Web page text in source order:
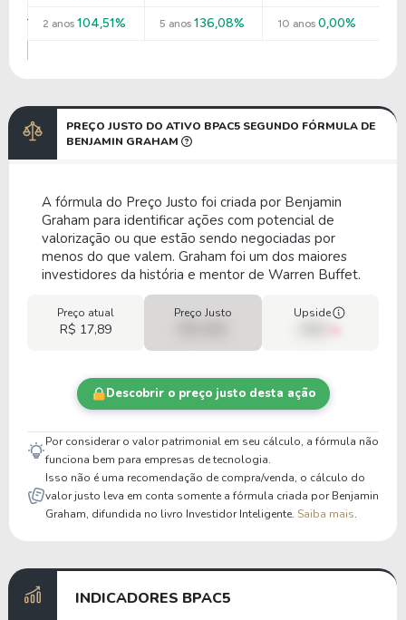
2 anos 104,51% 5 anos 136,08% 10 anos0,00%
PREÇO JUSTO DO ATIVO BPAC5 SEGUNDO FÓRMULA DE
BENJAMIN GRAHAM
A fórmula do Preço Justo foi criada por Benjamin
Graham para identificar ações com potencial de
valorização ou que estão sendo negociadas por
menos do que valem. Graham foi um dos maiores
investidores da história e mentor de Warren Buffet.
Preço atual
R$ 17,89
Preço Justo Upside
Descobrir o preço justo desta ação
Por considerar o valor patrimonial em seu cálculo, a fórmula não
funciona bem para empresas de tecnologia.
Isso não é uma recomendação de compra/venda, o cálculo do
valor justo leva em conta somente a fórmula criada por Benjamin
Graham, difundida no livro Investidor Inteligente. Saiba mais.
INDICADORES BPAC5